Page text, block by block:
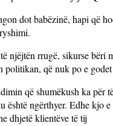
dot babëzinë, hapi që
njëjtën rrugë, sikurse
politikan, që nuk po e
që shumëkush ka për
ngërthyer. Edhe kjo
dhjetë klientëve të tij